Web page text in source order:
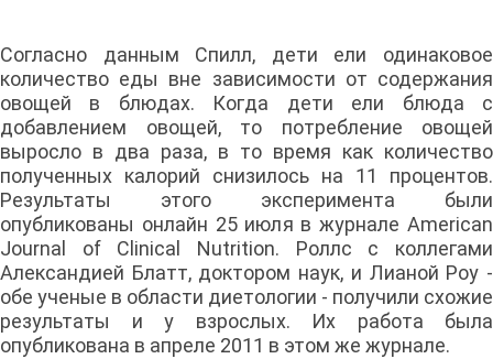
Согласно данным Спилл, дети ели одинаковое
количество еды вне зависимости от содержания
овощей в блюдах. Когда дети ели блюда с
добавлением овощей, то потребление овощей
выросло в два раза, в то время как количество
полученных калорий снизилось на 11 процентов.
Результаты этого эксперимента были
опубликованы онлайн 25 июля в журнале American
Journal of Clinical Nutrition. Роллс с коллегами
Александией Блатт, доктором наук, и Лианой Роу -
обе ученые в области диетологии - получили схожие
результаты и у взрослых. Их работа была
опубликована в апреле 2011 в этом же журнале.